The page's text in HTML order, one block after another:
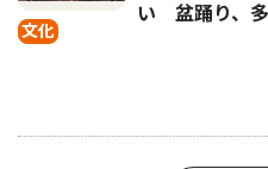
文化
い 盆踊り、